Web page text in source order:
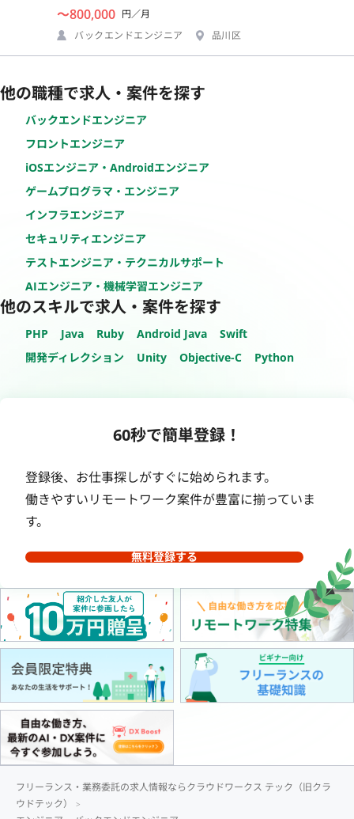
〜800,000 円／月
バックエンドエンジニア
品川区
他の職種で求人・案件を探す
バックエンドエンジニア
フロントエンジニア
iOSエンジニア・Androidエンジニア
ゲームプログラマ・エンジニア
インフラエンジニア
セキュリティエンジニア
テストエンジニア・テクニカルサポート
AIエンジニア・機械学習エンジニア
他のスキルで求人・案件を探す
PHP Java Ruby Android Java
Swift
開発ディレクション
Unity Objective-C Python
60秒で簡単登録！
登録後、お仕事探しがすぐに始められます。
働きやすいリモートワーク案件が豊富に揃っていま
す。
無料登録する
フリーランス・業務委託の求人情報ならクラウドワークス テック（旧クラ
ウドテック）